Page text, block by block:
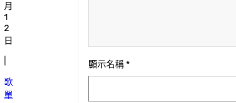
月
1
2
日
歌
單
顯示名稱 *